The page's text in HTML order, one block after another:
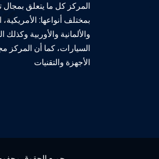
المركز كل ما يتعلق بمجال
بمختلف أنواعها: الأمريكية،
والألمانية والأوربية وكذلك
السيارات، كما أن المركز
الأجهزة والتقنيات